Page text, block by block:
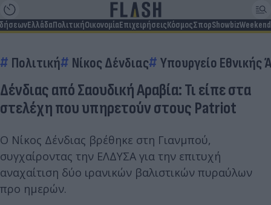
ΕλλάδαΠολιτικήΟικονομίαΕπιχειρήσειςΚόσμοςΣπορShowbizWeekend
Πολιτική Νίκος Δένδιας Υπουργείο Εθνικής
Δένδιας από Σαουδική Αραβία: Τι είπε στα
στελέχη που υπηρετούν στους Patriot
Ο Νίκος Δένδιας βρέθηκε στη Γιανμπού,
συγχαίροντας την ΕΛΔΥΣΑ για την επιτυχή
αναχαίτιση δύο ιρανικών βαλιστικών πυραύλων
προ ημερών.